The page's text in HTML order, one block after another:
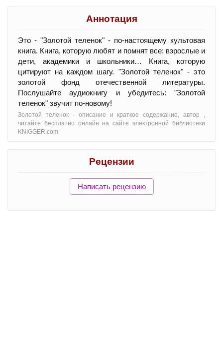
Аннотация
Это - "Золотой теленок" - по-настоящему культовая
книга. Книга, которую любят и помнят все: взрослые и
дети, академики и школьники… Книга, которую
цитируют на каждом шагу. "Золотой теленок" - это
золотой фонд отечественной литературы.
Послушайте аудиокнигу и убедитесь: "Золотой
теленок" звучит по-новому!
Золотой теленок - oписание и краткое содержание, автор ,
читайте бесплатно онлайн на сайте электронной библиотеки
KNIGGER.com
Рецензии
Написать рецензию